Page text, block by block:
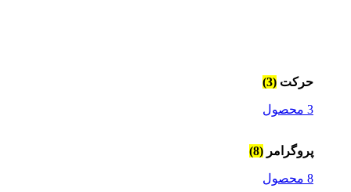
حرکت (3)
3 محصول
پروگرامر (8)
8 محصول